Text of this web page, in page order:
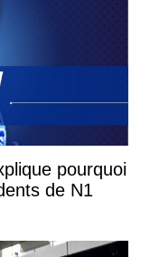
pourquoi
de N1